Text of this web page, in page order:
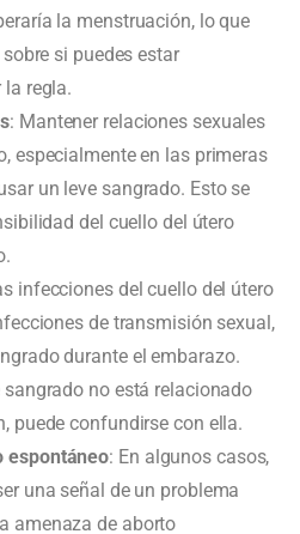
la menstruación, lo que
si puedes estar
la regla.
: Mantener relaciones sexuales
especialmente en las primeras
un leve sangrado. Esto se
del cuello del útero
infecciones del cuello del útero
de transmisión sexual,
durante el embarazo.
no está relacionado
puede confundirse con ella.
espontáneo: En algunos casos,
una señal de un problema
amenaza de aborto